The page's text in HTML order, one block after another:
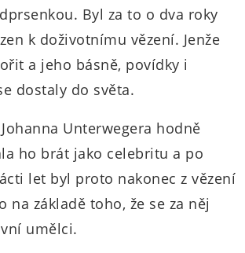
Byl za to o dva roky
k doživotnímu vězení. Jenže
a jeho básně, povídky i
dostaly do světa.
Unterwegera hodně
ho brát jako celebritu a po
let byl proto nakonec z vězení
na základě toho, že se za něj
umělci.